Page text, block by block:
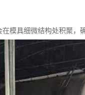
模具细微结构处积聚，